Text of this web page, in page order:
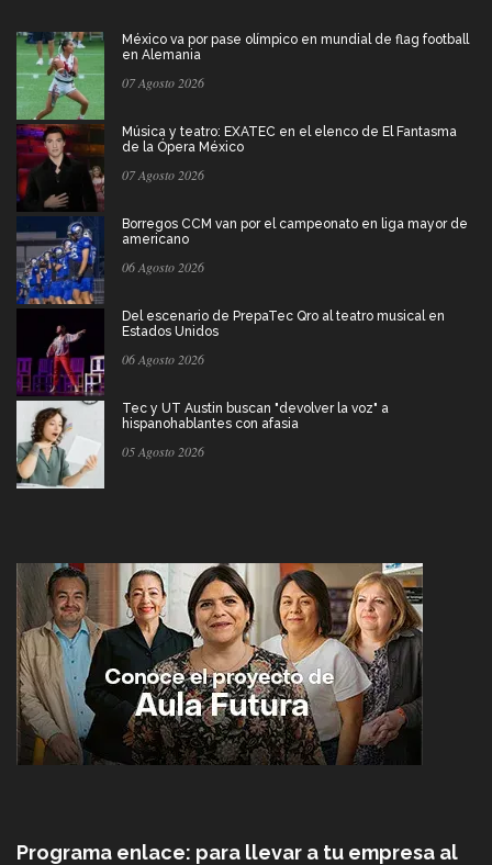
México va por pase olímpico en mundial de flag football
en Alemania
07 Agosto 2026
Música y teatro: EXATEC en el elenco de El Fantasma
de la Ópera México
07 Agosto 2026
Borregos CCM van por el campeonato en liga mayor de
americano
06 Agosto 2026
Del escenario de PrepaTec Qro al teatro musical en
Estados Unidos
06 Agosto 2026
Tec y UT Austin buscan "devolver la voz" a
hispanohablantes con afasia
05 Agosto 2026
Programa enlace: para llevar a tu empresa al